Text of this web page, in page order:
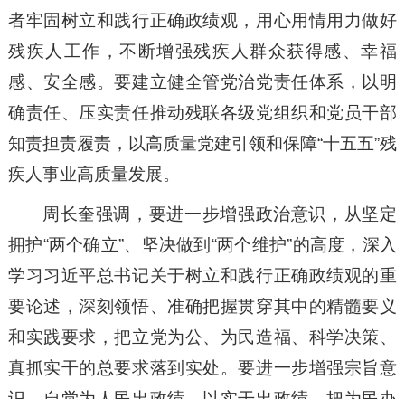
者牢固树立和践行正确政绩观，用心用情用力做好
残疾人工作，不断增强残疾人群众获得感、幸福
感、安全感。要建立健全管党治党责任体系，以明
确责任、压实责任推动残联各级党组织和党员干部
知责担责履责，以高质量党建引领和保障“十五五”残
疾人事业高质量发展。
周长奎强调，要进一步增强政治意识，从坚定
拥护“两个确立”、坚决做到“两个维护”的高度，深入
学习习近平总书记关于树立和践行正确政绩观的重
要论述，深刻领悟、准确把握贯穿其中的精髓要义
和实践要求，把立党为公、为民造福、科学决策、
真抓实干的总要求落到实处。要进一步增强宗旨意